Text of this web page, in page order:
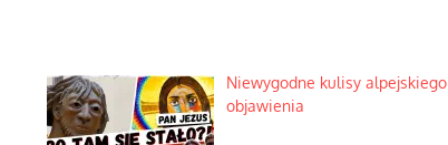
Niewygodne kulisy alpejskiego
objawienia